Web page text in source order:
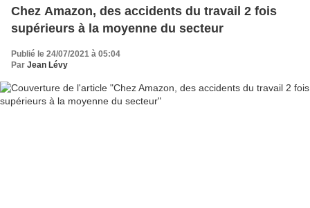
Chez Amazon, des accidents du travail 2 fois
supérieurs à la moyenne du secteur
Publié le 24/07/2021 à 05:04
Par Jean Lévy